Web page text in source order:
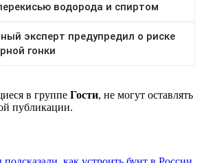
в группе Гости, не могут оставлять
публикации.